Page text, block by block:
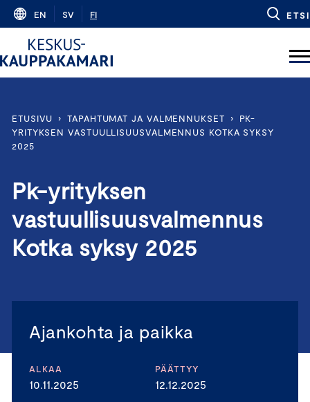
Skip
content
EN SV FI ETSI
ETUSIVU › TAPAHTUMAT JA VALMENNUKSET ›
PK-
YRITYKSEN VASTUULLISUUSVALMENNUS KOTKA SYKSY
2025
Pk-yrityksen
vastuullisuusvalmennus
Kotka syksy 2025
Ajankohta ja paikka
ALKAA
10.11.2025
PÄÄTTYY
12.12.2025